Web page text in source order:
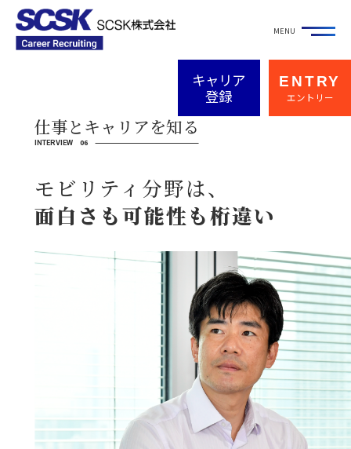
強み・特徴を 知る
仕事とキャリアを知る
キャリア入社社員 アンケート
知る
人事・研修制度
キャリア
登録
ENTRY
エントリー
仕事とキャリアを知る
INTERVIEW 06
モビリティ分野は、
面白さも可能性も桁違い